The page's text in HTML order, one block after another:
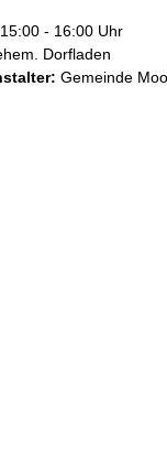
15:00 - 16:00 Uhr
Dorfladen
Gemeinde